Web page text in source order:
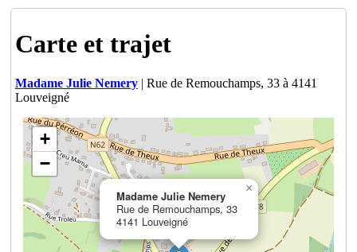
Carte et trajet
Madame Julie Nemery| Rue de Remouchamps, 33 à 4141
Louveigné
Madame Julie Nemery
Rue de Remouchamps, 33
4141 Louveigné
×
+
−